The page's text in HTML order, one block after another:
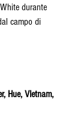
durante
campo di
Hue, VIetnam,